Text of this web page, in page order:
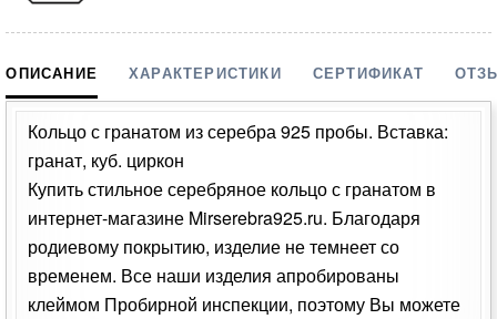
ОПИСАНИЕ ХАРАКТЕРИСТИКИ СЕРТИФИКАТ
Кольцо с гранатом из серебра 925 пробы. Вставка:
гранат, куб. циркон
Купить стильное серебряное кольцо с гранатом в
интернет-магазине Mirserebra925.ru. Благодаря
родиевому покрытию, изделие не темнеет со
временем. Все наши изделия апробированы
клеймом Пробирной инспекции, поэтому Вы можете